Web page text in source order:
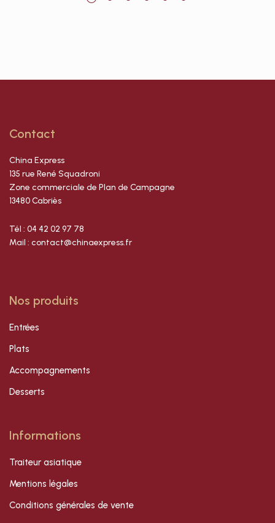
Contact
China Express
135 rue René Squadroni
Zone commerciale de Plan de Campagne
13480 Cabriès
Tél : 04 42 02 97 78
Mail : contact@chinaexpress.fr
Nos produits
Entrées
Plats
Accompagnements
Desserts
Informations
Traiteur asiatique
Mentions légales
Conditions générales de vente